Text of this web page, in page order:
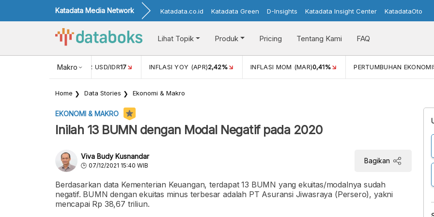
Katadata Media Network Katadata.co.id Katadata Green D-Insights Katadata Insight Center KatadataOto
Lihat Topik Produk Pricing Tentang Kami FAQ
Makro
NILAI TUKAR USD/IDR17 INFLASI YOY (APR)2,42% INFLASI MOM (MAR)0,41% PERTUMBUHAN EKONOMI
Home Data Stories Ekonomi & Makro
EKONOMI & MAKRO
Inilah 13 BUMN dengan Modal Negatif pada 2020
Viva Budy Kusnandar
07/12/2021 15:40 WIB
Bagikan
Berdasarkan data Kementerian Keuangan, terdapat 13 BUMN yang ekuitas/modalnya sudah
negatif. BUMN dengan ekuitas minus terbesar adalah PT Asuransi Jiwasraya (Persero), yakni
mencapai Rp 38,67 triliun.